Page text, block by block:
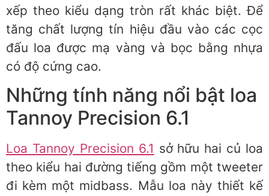
xếp theo kiểu dạng tròn rất khác biệt. Để
tăng chất lượng tín hiệu đầu vào các cọc
đấu loa được mạ vàng và bọc bằng nhựa
có độ cứng cao.
Những tính năng nổi bật loa
Tannoy Precision 6.1
Loa Tannoy Precision 6.1 sở hữu hai củ loa
theo kiểu hai đường tiếng gồm một tweeter
đi kèm một midbass. Mẫu loa này thiết kế